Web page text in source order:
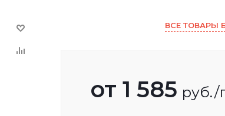
ВСЕ ТОВАРЫ
от 1 585 руб./